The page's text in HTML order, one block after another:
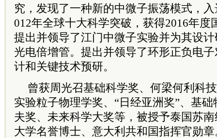
究，发现了一种新的中微子振荡模式，
012年全球十大科学突破，获得2016年度
提出并领导了江门中微子实验并为其设
光电倍增管。提出并领导了环形正负电
计和关键技术预研。
曾获周光召基础科学奖、何梁何利科
实验粒子物理学奖、“日经亚洲奖”、基
夫奖、未来科学大奖等，被授予泰国苏
大学名誉博士、意大利共和国指挥官勋章